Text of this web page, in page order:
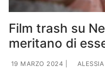
Film trash su
meritano di
19 MARZO 2024